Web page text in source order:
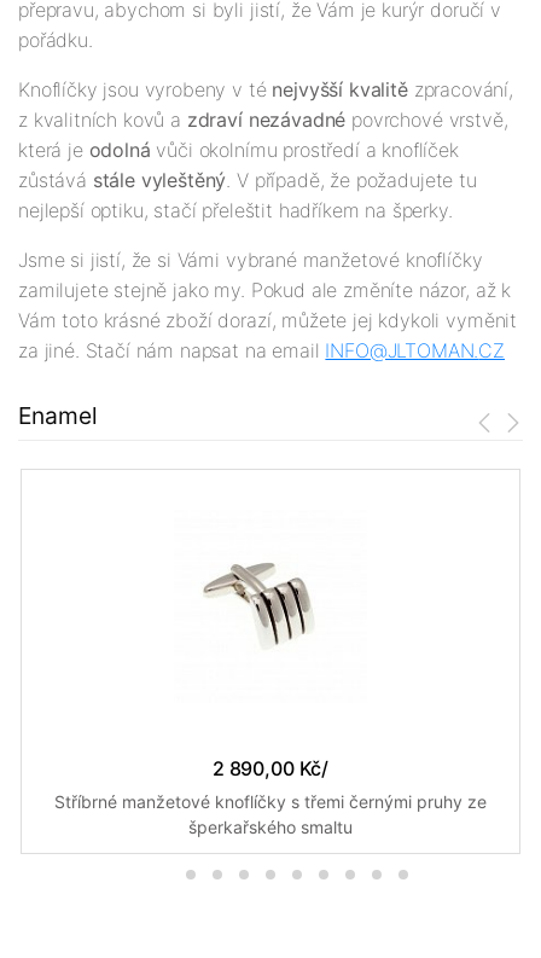
přepravu, abychom si byli jistí, že Vám je kurýr doručí v
pořádku.
Knoflíčky jsou vyrobeny v té nejvyšší kvalitězpracování,
z kvalitních kovů a zdraví nezávadné povrchové vrstvě,
která je odolná vůči okolnímu prostředí a knoflíček
zůstává stále vyleštěný. V případě, že požadujete tu
nejlepší optiku, stačí přeleštit hadříkem na šperky.
Jsme si jistí, že si Vámi vybrané manžetové knoflíčky
zamilujete stejně jako my. Pokud ale změníte názor, až k
Vám toto krásné zboží dorazí, můžete jej kdykoli vyměnit
za jiné. Stačí nám napsat na email INFO@JLTOMAN.CZ
Enamel
2 890,00 Kč/
Stříbrné manžetové knoflíčky s třemi černými pruhy ze
šperkařského smaltu